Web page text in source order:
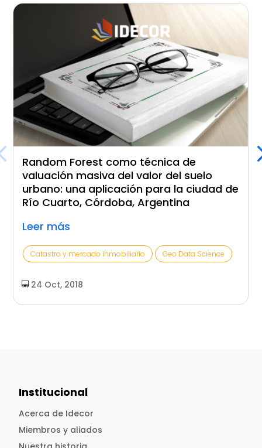
Random Forest como técnica de
valuación masiva del valor del suelo
urbano: una aplicación para la ciudad de
Río Cuarto, Córdoba, Argentina
Leer más
Catastro y mercado inmobiliario Geo Data Science
24 Oct, 2018
Institucional
Acerca de Idecor
Miembros y aliados